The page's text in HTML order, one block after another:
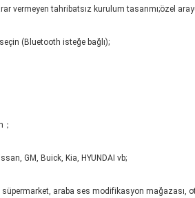
vermeyen tahribatsız kurulum tasarımı;özel
(Bluetooth isteğe bağlı);
GM, Buick, Kia, HYUNDAI vb;
araba ses modifikasyon mağazası,